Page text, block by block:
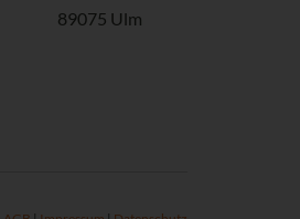
89075 Ulm